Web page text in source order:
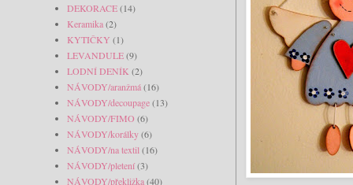
DEKORACE(14)
Keramika(2)
KYTIČKY (1)
LEVANDULE(9)
LODNÍ DENÍK (2)
NÁVODY/aranžmá(16)
NÁVODY/decoupage(13)
NÁVODY/FIMO (6)
NÁVODY/korálky(6)
NÁVODY/na textil (16)
NÁVODY/pletení(3)
NÁVODY/překližka(40)